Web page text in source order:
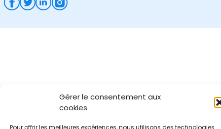
Gérer le consentement aux
cookies
Pour offrir les meilleures expériences, nous utilisons des technologies